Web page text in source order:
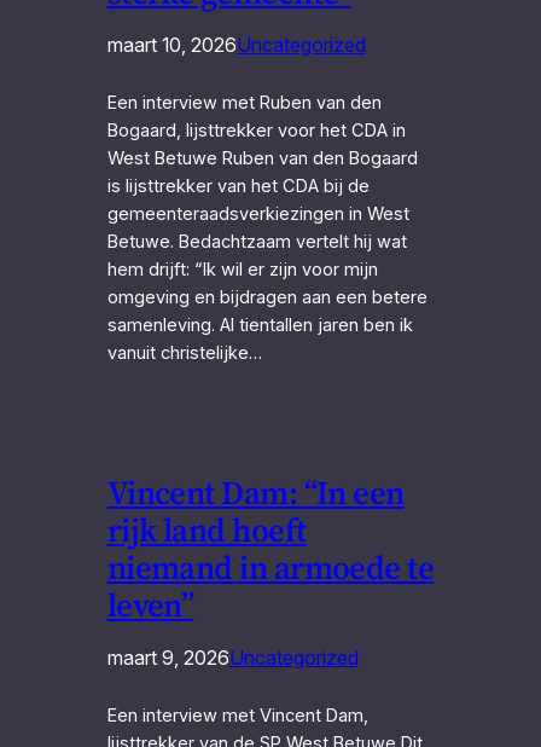
maart 10, 2026Uncategorized
Een interview met Ruben van den
Bogaard, lijsttrekker voor het CDA in
West Betuwe Ruben van den Bogaard
is lijsttrekker van het CDA bij de
gemeenteraadsverkiezingen in West
Betuwe. Bedachtzaam vertelt hij wat
hem drijft: “Ik wil er zijn voor mijn
omgeving en bijdragen aan een betere
samenleving. Al tientallen jaren ben ik
vanuit christelijke…
Vincent Dam: “In een
rijk land hoeft
niemand in armoede te
leven”
maart 9, 2026Uncategorized
Een interview met Vincent Dam,